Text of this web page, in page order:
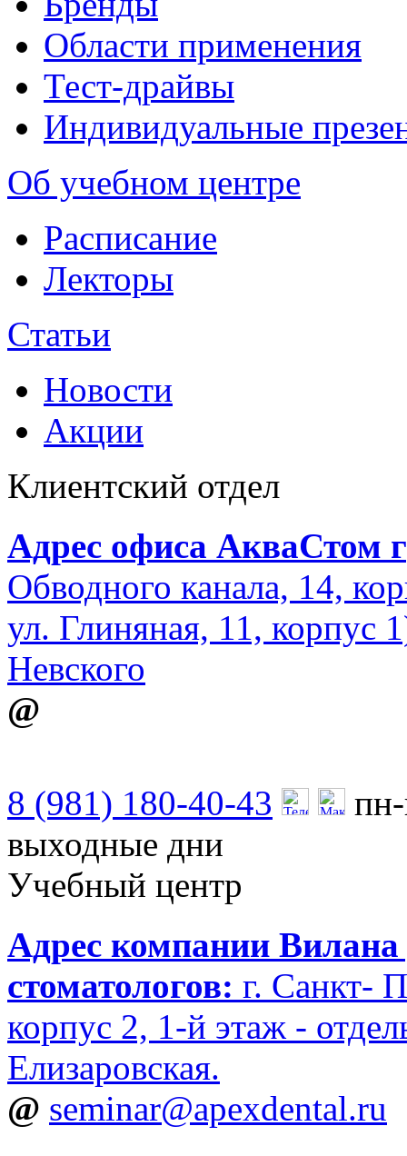
Области применения
Тест-драйвы
Индивидуальные
Об учебном центре
Расписание
Лекторы
Статьи
Новости
Акции
Клиентский отдел
Адрес офиса АкваСтом
Обводного канала, 14,
ул. Глиняная, 11, корпус
Невского
@
8 (981) 180-40-43
выходные дни
Учебный центр
Адрес компании Вилана
стоматологов: г. Санкт-
корпус 2, 1-й этаж -
Елизаровская.
@ seminar@apexdental.ru